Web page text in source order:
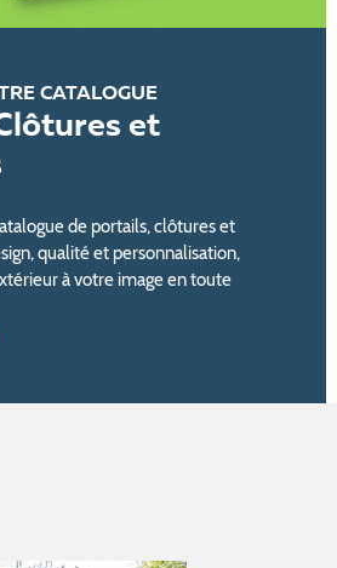
CATALOGUE
et
de portails, clôtures et
qualité et personnalisation,
à votre image en toute